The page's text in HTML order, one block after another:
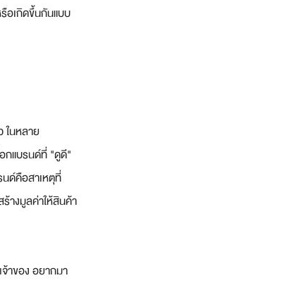
อเกิดขึ้นกันแบบ
ในหลาย
กแบรนด์ที่ "ดูดี"
นด์คือสาเหตุที่
างมูลค่าให้สินค้า
าของ อยากมา